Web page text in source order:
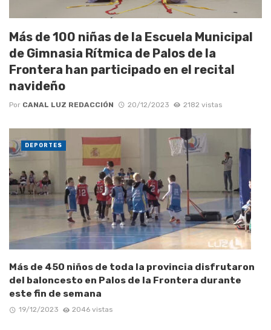
Más de 100 niñas de la Escuela Municipal
de Gimnasia Rítmica de Palos de la
Frontera han participado en el recital
navideño
Por CANAL LUZ REDACCIÓN 20/12/2023 2182 vistas
Más de 450 niños de toda la provincia disfrutaron
del baloncesto en Palos de la Frontera durante
este fin de semana
19/12/2023 2046 vistas
DEPORTES